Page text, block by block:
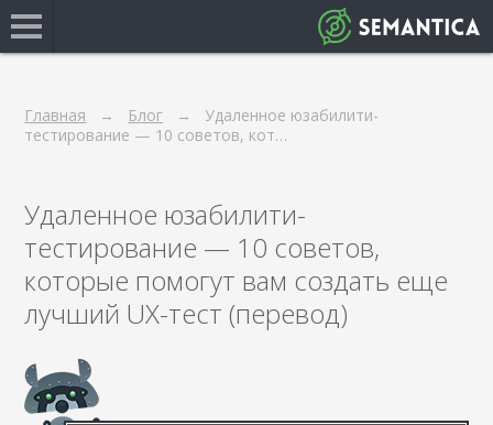
Главная Блог
Удаленное юзабилити-
тестирование — 10 советов, кот…
Удаленное юзабилити-
тестирование — 10 советов,
которые помогут вам создать еще
лучший UX-тест (перевод)